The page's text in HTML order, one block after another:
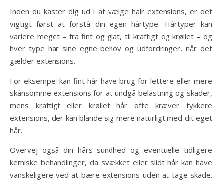
Inden du kaster dig ud i at vælge hair extensions, er det
vigtigt først at forstå din egen hårtype. Hårtyper kan
variere meget – fra fint og glat, til kraftigt og krøllet – og
hver type har sine egne behov og udfordringer, når det
gælder extensions.
For eksempel kan fint hår have brug for lettere eller mere
skånsomme extensions for at undgå belastning og skader,
mens kraftigt eller krøllet hår ofte kræver tykkere
extensions, der kan blande sig mere naturligt med dit eget
hår.
Overvej også din hårs sundhed og eventuelle tidligere
kemiske behandlinger, da svækket eller slidt hår kan have
vanskeligere ved at bære extensions uden at tage skade.